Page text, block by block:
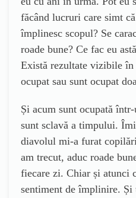
făcând lucruri care simt
împlinesc scopul? Se
roade bune? Ce fac eu
Există rezultate vizibile
ocupat sau sunt ocupat
Și acum sunt ocupată
sunt sclavă a timpului.
diavolul mi-a furat
am trecut, aduc roade
fiecare zi. Chiar și atunci
sentiment de împlinire. Și